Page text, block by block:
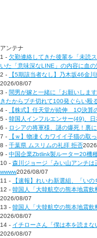
アンテナ
1 - 欠勤連絡してきた後輩を「未読
いた「意味深なLINE」の内容に血
2 -
【5期該当者なし】乃木坂46金
2026/08/07
3 - 間男が嫁と一緒に「お願いしま
きたからブチ切れて100発ぐらい殴
4 -
【株式】任天堂が続伸 1Q決算
5 - 韓国人インフルエンサー(49)、
6 - ロシアの将軍様、謎の爆死！裏
7 -
【ｗ】物凄くカワイイ子猫の取
8 - 千葉県 ムスリムの礼拝 拒否
9 - 中国企業Zbtlink製ルーター20機
10 - 森川ジョージ「みい山アンチ
wwww2026/08/07
11 -
【速報】れいわ新選組、「い
12 - 韓国人「大韓航空の熊本地震
2026/08/07
13 - 韓国人「大韓航空の熊本地震
2026/08/07
14 - イチローさん「僕は本を読まな
2026/08/07